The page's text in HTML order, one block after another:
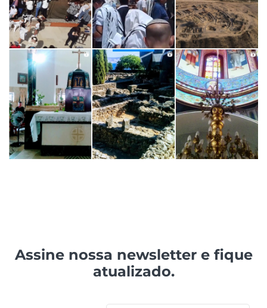
Assine nossa newsletter e fique
atualizado.